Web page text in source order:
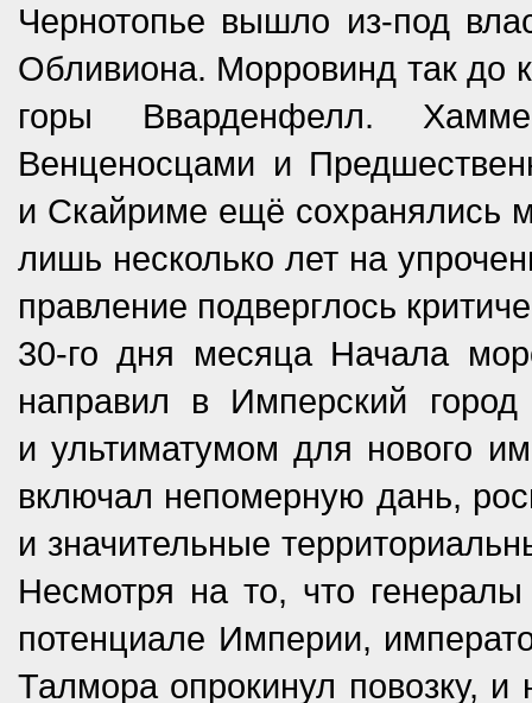
Чернотопье вышло из-под
Обливиона. Морровинд так до
горы Вварденфелл.
Венценосцами и
и Скайриме ещё сохранялись
лишь несколько лет на
правление подверглось
30-го дня месяца Начала
направил в Имперский
и ультиматумом для нового
включал непомерную дань,
и значительные
Несмотря на то, что
потенциале Империи,
Талмора опрокинул повозку, и